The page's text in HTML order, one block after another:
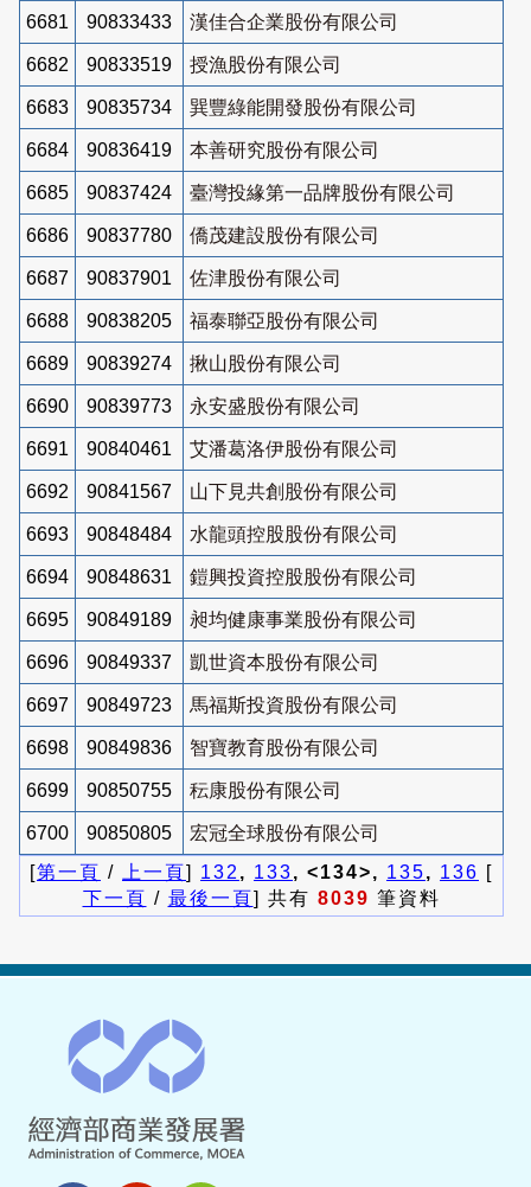
6681 90833433 漢佳合企業股份有限公司
6682 90833519 授漁股份有限公司
6683 90835734 巽豐綠能開發股份有限公司
6684 90836419 本善研究股份有限公司
6685 90837424 臺灣投緣第一品牌股份有限公司
6686 90837780 僑茂建設股份有限公司
6687 90837901 佐津股份有限公司
6688 90838205 福泰聯亞股份有限公司
6689 90839274 揪山股份有限公司
6690 90839773 永安盛股份有限公司
6691 90840461 艾潘葛洛伊股份有限公司
6692 90841567 山下見共創股份有限公司
6693 90848484 水龍頭控股股份有限公司
6694 90848631 鎧興投資控股股份有限公司
6695 90849189 昶均健康事業股份有限公司
6696 90849337 凱世資本股份有限公司
6697 90849723 馬福斯投資股份有限公司
6698 90849836 智寶教育股份有限公司
6699 90850755 秐康股份有限公司
6700 90850805
宏冠全球股份有限公司
[第一頁 / 上一頁] 132 , 133, <134>, 135, 136 [
下一頁 / 最後一頁] 共有 8039 筆資料